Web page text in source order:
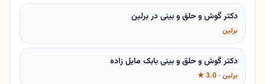
دکتر گوش و حلق و بینی در برلین
برلین
دکتر گوش و حلق و بینی بابک مایل زاده
برلین · 3.0 ★